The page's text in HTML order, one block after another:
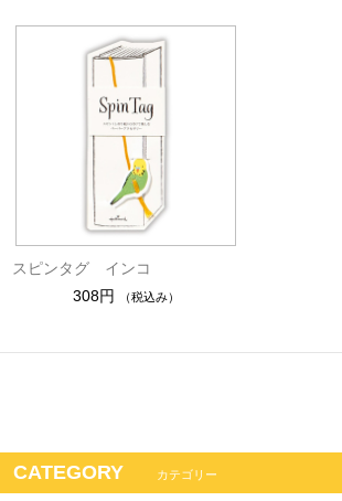
スピンタグ インコ
308円
（税込み）
CATEGORY カテゴリー